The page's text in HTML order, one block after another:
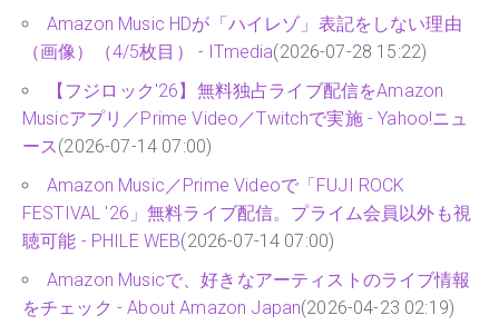
Amazon Music HDが「ハイレゾ」表記をしない理由
（画像）（4/5枚目） - ITmedia(2026-07-28 15:22)
【フジロック'26】無料独占ライブ配信をAmazon
Musicアプリ／Prime Video／Twitchで実施 - Yahoo!ニュ
ース(2026-07-14 07:00)
Amazon Music／Prime Videoで「FUJI ROCK
FESTIVAL '26」無料ライブ配信。プライム会員以外も視
聴可能 - PHILE WEB(2026-07-14 07:00)
Amazon Musicで、好きなアーティストのライブ情報
をチェック - About Amazon Japan(2026-04-23 02:19)